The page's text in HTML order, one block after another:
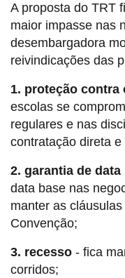
A proposta do TRT
maior impasse nas
desembargadora
reivindicações das
1. proteção
escolas se
regulares e nas
contratação direta
2. garantia de data
data base nas
manter as
Convenção;
3. recesso - fica
corridos;